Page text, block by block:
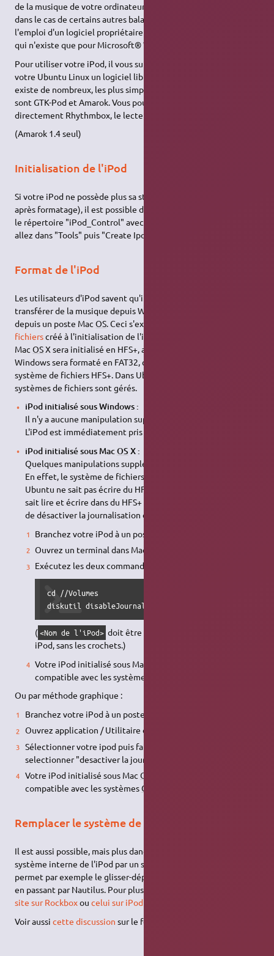
de la musique de votre ordinateur vers l'icône de l'iPod comme
dans le cas de certains autres baladeurs MP3, ils nécessitent
l'emploi d'un logiciel propriétaire livré avec l'appareil, iTunes,
qui n'existe que pour Microsoft® Windows® et MacOS®.
Pour utiliser votre iPod, il vous suffira donc de rajouter dans
votre Ubuntu Linux un logiciel libre dédié à cette gestion, il en
existe de nombreux, les plus simples à installer et à utiliser
sont GTK-Pod et Amarok. Vous pouvez également utiliser
directement Rhythmbox, le lecteur audio de Gnome.
(Amarok 1.4 seul)
Initialisation de l'iPod
Si votre iPod ne possède plus sa structure initiale (par exemple
après formatage), il est possible de générer automatiquement
le répertoire "iPod_Control" avec le logiciel GTK-Pod. Pour cela
allez dans "Tools" puis "Create Ipod's directories".
Format de l'iPod
Les utilisateurs d'iPod savent qu'il n'est pas possible de
transférer de la musique depuis Windows dans un iPod formaté
depuis un poste MacOS. Ceci s'explique par le
fichierscréé à l'initialisation de l'iPod : un iPod initialisé sous
MacOSX sera initialisé en HFS+, alors qu'un iPod initialisé sous
Windows sera formaté en FAT32, car cet
système de fichiers HFS+. Dans Ubuntu, les deux formats de
systèmes de fichiers sont gérés.
iPod initialisé sous Windows :
Il n'y a aucune manipulation supplémentaire à effectuer.
L'iPod est immédiatement pris en charge.
iPod initialisé sous MacOSX :
Quelques manipulations supplémentaires sont à effectuer.
En effet, le système de fichiers HFS+ de l'iPod est
Ubuntu ne sait pas écrire du HFS+ journalisé. Par contre, il
sait lire et écrire dans du HFS+ non-journalisé. L'astuce ici est
de désactiver la journalisation de HFS+ de l'iPod :
Branchez votre iPod à un poste sous Mac
Ouvrez un terminal dans Mac
Exécutez les deux commandes suivantes :
cd //Volumes
diskutil disableJournal <Nom de l'iPod>
(<Nom de l'iPod> doit être remplacé par le nom de votre
iPod, sans les crochets.)
Votre iPod initialisé sous Mac
compatible avec les systèmes
Ou par méthode graphique :
Branchez votre iPod à un poste sous Mac
Ouvrez application / Utilitaire de disque.
Sélectionner votre ipod puis faites Alt + fichier. Puis
selectionner "desactiver la journalisation".
Votre iPod initialisé sous Mac OS
compatible avec les systèmesGNU
Remplacer le système de l'iPod
Il est aussi possible, mais plus dangereux, de remplacer le
système interne de l'iPod par un système libre. Ce système
permet par exemple le glisser-déposer de fichiers directement
en passant par Nautilus. Pour plus d'informations, consultez
site sur Rockboxoucelui sur iPodLinux
Voir aussicette discussion sur le forum ubuntu-fr.